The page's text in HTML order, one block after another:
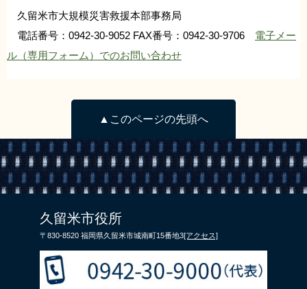
久留米市大規模災害救援本部事務局
電話番号：0942-30-9052 FAX番号：0942-30-9706 電子メー
ル（専用フォーム）でのお問い合わせ
▲このページの先頭へ
久留米市役所
〒830-8520 福岡県久留米市城南町15番地3[アクセス]